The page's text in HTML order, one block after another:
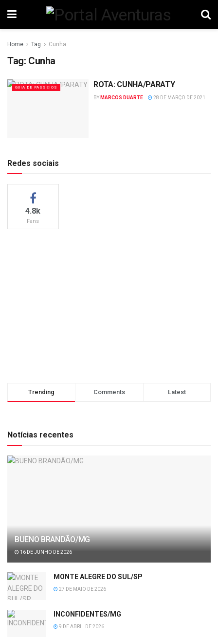
Home Tag Cunha
Tag: Cunha
GUIA DE PASSEIOS ROTA: CUNHA/PARATY
BY MARCOS DUARTE 28 DE MARÇO DE 2021
Redes sociais
4.8k
Fans
Trending Comments Latest
Notícias recentes
BUENO BRANDÃO/MG
16 DE JUNHO DE 2026
MONTE ALEGRE DO SUL/SP
27 DE MAIO DE 2026
INCONFIDENTES/MG
9 DE ABRIL DE 2026